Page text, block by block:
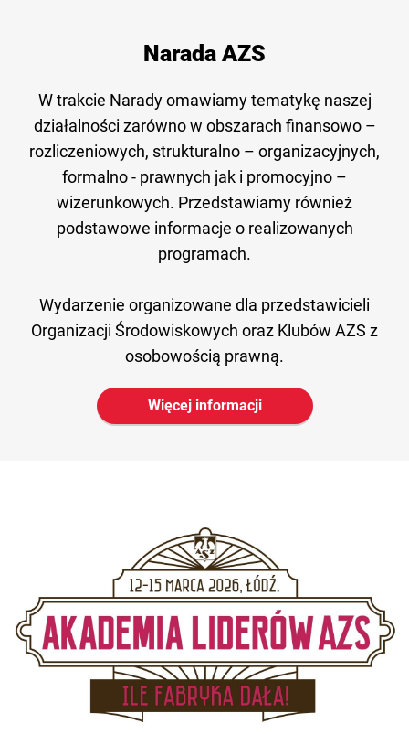
Narada AZS
W trakcie Narady omawiamy tematykę naszej
działalności zarówno w obszarach finansowo –
rozliczeniowych, strukturalno – organizacyjnych,
formalno - prawnych jak i promocyjno –
wizerunkowych. Przedstawiamy również
podstawowe informacje o realizowanych
programach.
Wydarzenie organizowane dla przedstawicieli
Organizacji Środowiskowych oraz Klubów AZS z
osobowością prawną.
Więcej informacji